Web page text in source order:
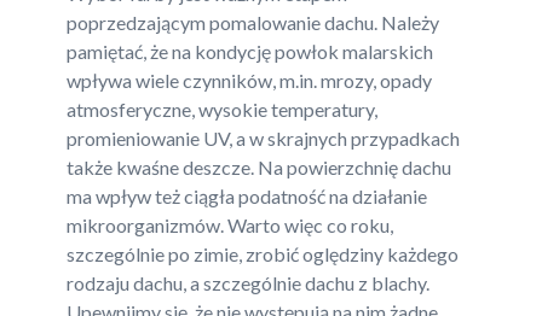
poprzedzającym pomalowanie dachu. Należy
pamiętać, że na kondycję powłok malarskich
wpływa wiele czynników, m.in. mrozy, opady
atmosferyczne, wysokie temperatury,
promieniowanie UV, a w skrajnych przypadkach
także kwaśne deszcze. Na powierzchnię dachu
ma wpływ też ciągła podatność na działanie
mikroorganizmów. Warto więc co roku,
szczególnie po zimie, zrobić oględziny każdego
rodzaju dachu, a szczególnie dachu z blachy.
Upewnijmy się, że nie występują na nim żadne